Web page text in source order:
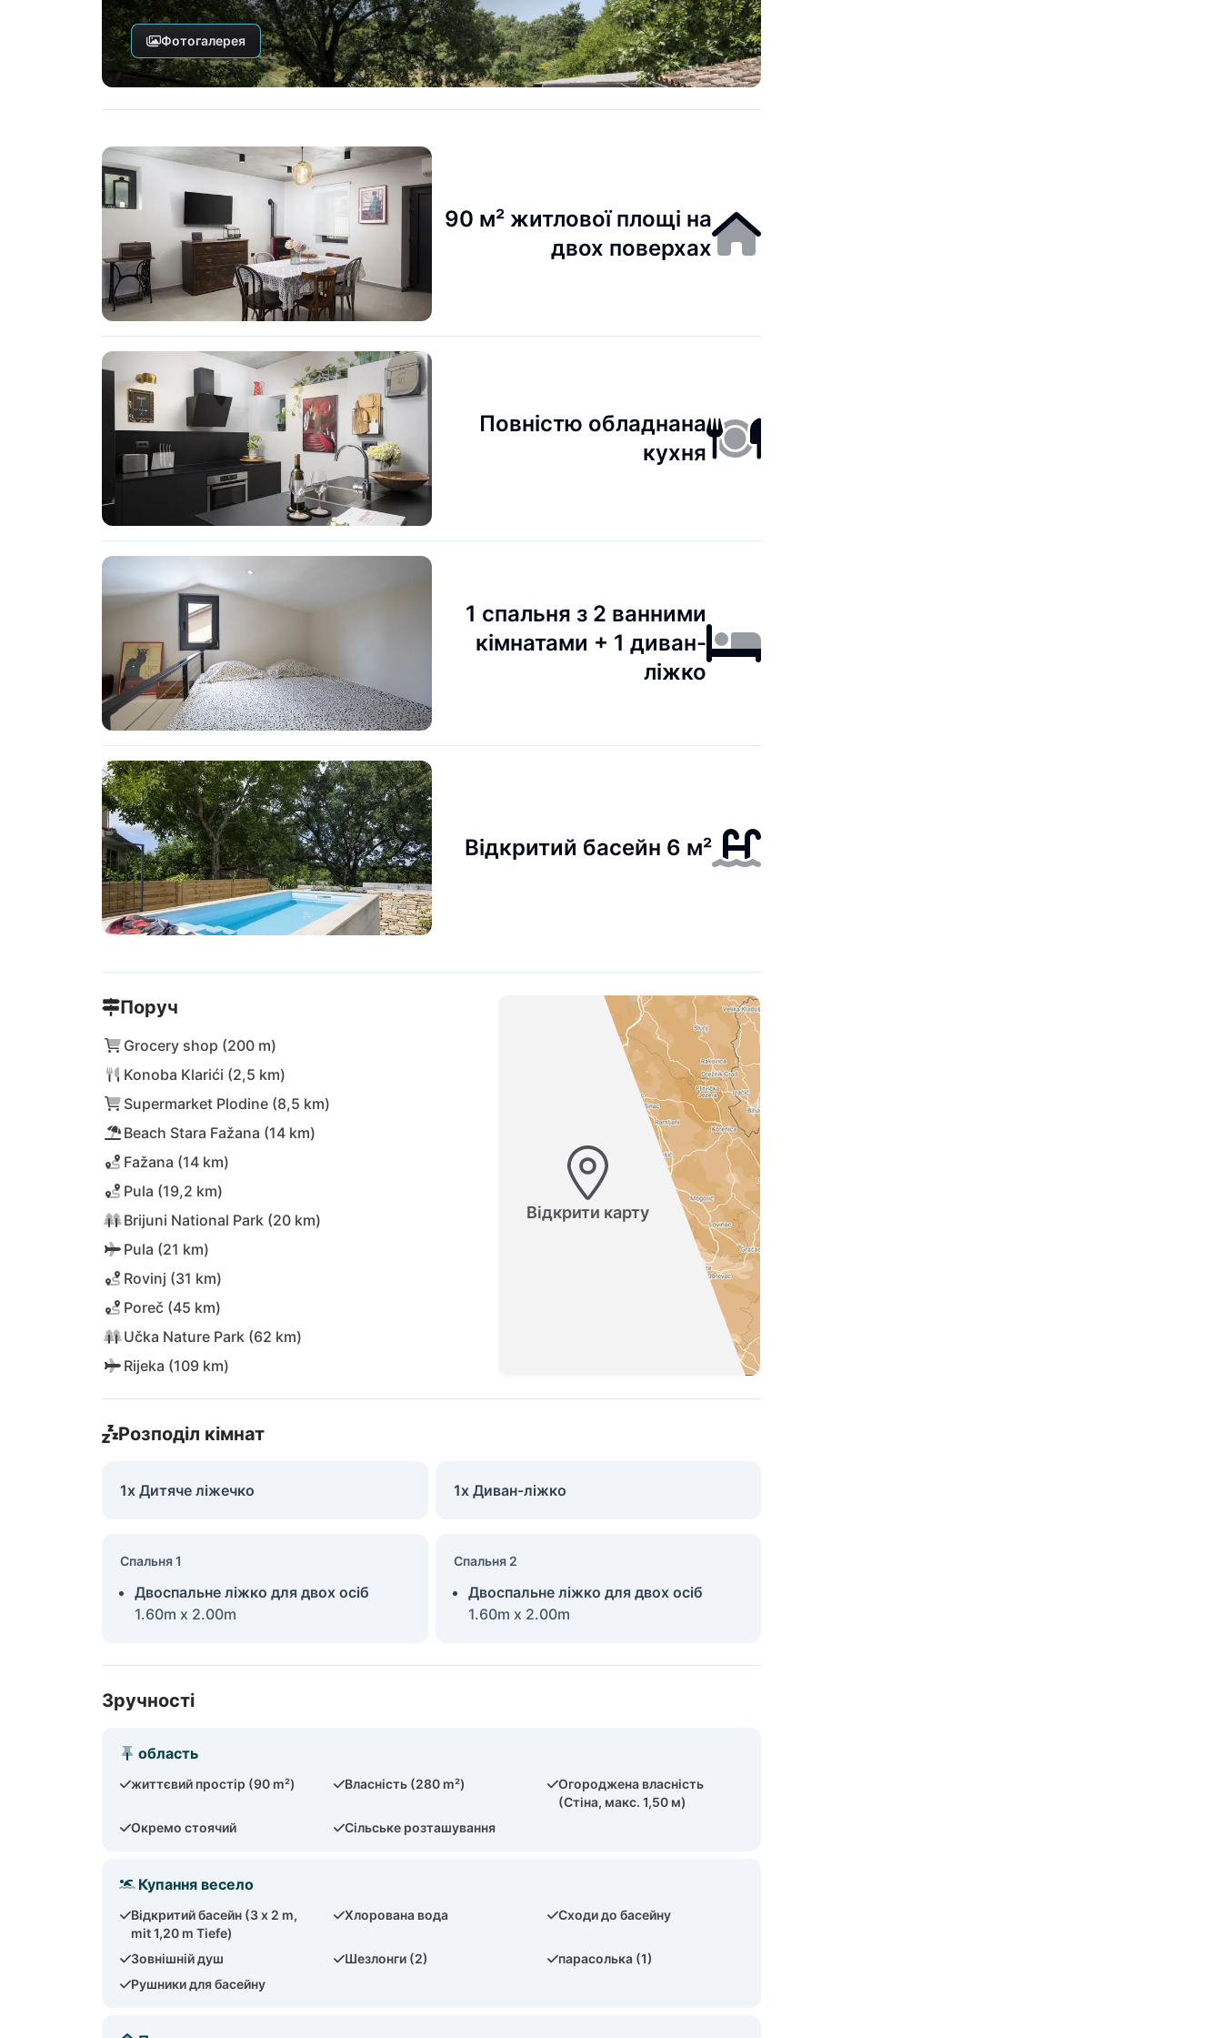
Фотогалерея
90 м² житлової площі на
двох поверхах
Повністю обладнана
кухня
1 спальня з 2 ванними
кімнатами + 1 диван-
ліжко
Відкритий басейн 6 м²
Поруч
Grocery shop (200 m)
Konoba Klarići (2,5 km)
Supermarket Plodine (8,5 km)
Beach Stara Fažana (14 km)
Fažana (14 km)
Pula (19,2 km)
Brijuni National Park (20 km)
Pula (21 km)
Rovinj (31 km)
Poreč (45 km)
Učka Nature Park (62 km)
Rijeka (109 km)
Відкрити карту
Розподіл кімнат
1x Дитяче ліжечко 1x Диван-ліжко
Спальня 1
Двоспальне ліжко для двох осіб
1.60m x 2.00m
Спальня 2
Двоспальне ліжко для двох осіб
1.60m x 2.00m
Зручності
область
життєвий простір (90 m²) Власність (280 m²)
Огороджена власність
(Стіна, макс. 1,50 м)
Окремо стоячий
Сільське розташування
Купання весело
Відкритий басейн (3 x 2 m,
mit 1,20 m Tiefe)
Хлорована вода Сходи до басейну
Зовнішній душ Шезлонги (2)
парасолька (1)
Рушники для басейну